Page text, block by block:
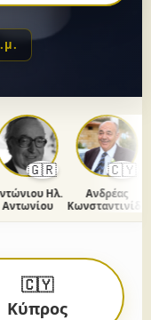
🇬🇷
Ηλ.
🇨🇾
Ανδρέας
Κωνσταντινίδης
🇨🇾
Κύπρος